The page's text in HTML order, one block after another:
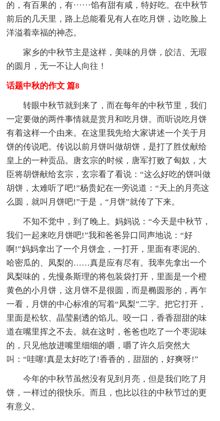
的，有百果的，有······馅有甜有咸，特好吃。在中秋节
前后的几天里，路上总能看见有人在吃月饼，边吃脸上
洋溢着幸福的神态。
家乡的中秋节主是这样，美味的月饼，皎洁、无瑕
的圆月，无一不让人向往！
话题中秋的作文 篇8
转眼中秋节就到来了，而在每年的中秋节里，我们
一定要做的两件事情就是赏月和吃月饼。而听说吃月饼
有着这样一个由来。在这里我先给大家讲述一个关于月
饼的传说吧。传说以前月饼叫做胡饼，是打了胜仗献给
皇上的一种贡品。唐玄宗的时候，唐军打败了匈奴，大
臣将胡饼献给玄宗，玄宗看了看说：“这么好吃的饼叫做
胡饼，太难听了吧!”杨贵妃在一旁说道：“天上的月亮这
么圆，就叫月饼吧!”于是，“月饼”就传了下来。
不知不觉中，到了晚上。妈妈说：“今天是中秋节，
我们一起来吃月饼吧!”我和爸爸异口同声地说：“好
啊!”妈妈拿出了一个月饼盒，一打开，里面有枣泥的、
哈密瓜的、凤梨的……真是应有尽有。我率先拿出一个
凤梨味的，先慢条斯理的将包装袋打开，里面是一个橙
黄色的小月饼，这月饼不是很圆，而是椭圆形的，再乍
一看，月饼的中心标准的写着“凤梨”二字。把它打开，
里面是松软、晶莹剔透的馅儿。咬一口，香香甜甜的味
道在嘴里挥之不去。就在这时，爸爸也吃了一个枣泥味
的，只见他放进嘴里细细的嚼，嚼了许久后突然大
叫：“哇噻!真是太好吃了!香香的，甜甜的，好爽呀!”
今年的中秋节虽然没有见到月亮，但是我们吃了月
饼，一样过的很快乐。而且，也比以往的中秋节过的更
有意义。